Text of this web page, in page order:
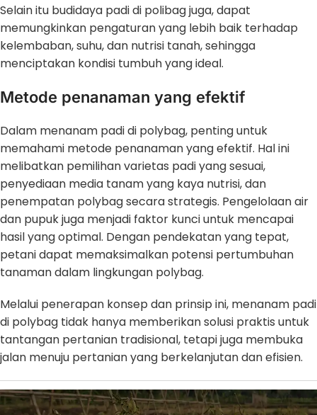
Selain itu budidaya padi di polibag juga, dapat
memungkinkan pengaturan yang lebih baik terhadap
kelembaban, suhu, dan nutrisi tanah, sehingga
menciptakan kondisi tumbuh yang ideal.
Metode penanaman yang efektif
Dalam menanam padi di polybag, penting untuk
memahami metode penanaman yang efektif. Hal ini
melibatkan pemilihan varietas padi yang sesuai,
penyediaan media tanam yang kaya nutrisi, dan
penempatan polybag secara strategis. Pengelolaan air
dan pupuk juga menjadi faktor kunci untuk mencapai
hasil yang optimal. Dengan pendekatan yang tepat,
petani dapat memaksimalkan potensi pertumbuhan
tanaman dalam lingkungan polybag.
Melalui penerapan konsep dan prinsip ini, menanam padi
di polybag tidak hanya memberikan solusi praktis untuk
tantangan pertanian tradisional, tetapi juga membuka
jalan menuju pertanian yang berkelanjutan dan efisien.